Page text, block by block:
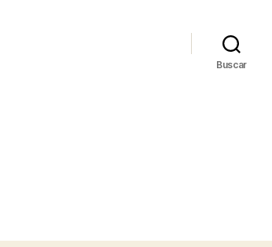
Buscar